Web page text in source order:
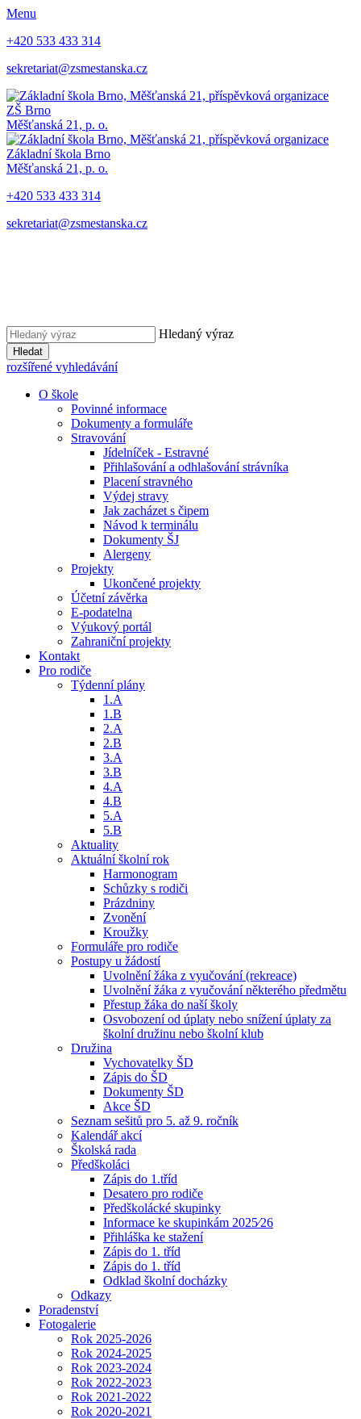
Menu
+420 533 433 314
sekretariat@zsmestanska.cz
ZŠ Brno
Měšťanská 21, p. o.
Základní škola Brno
Měšťanská 21, p. o.
+420 533 433 314
sekretariat@zsmestanska.cz
Hledaný výraz
Hledat
rozšířené vyhledávání
O škole
Povinné informace
Dokumenty a formuláře
Stravování
Jídelníček - Estravné
Přihlašování a odhlašování strávníka
Placení stravného
Výdej stravy
Jak zacházet s čipem
Návod k terminálu
Dokumenty ŠJ
Alergeny
Projekty
Ukončené projekty
Účetní závěrka
E-podatelna
Výukový portál
Zahraniční projekty
Kontakt
Pro rodiče
Týdenní plány
1.A
1.B
2.A
2.B
3.A
3.B
4.A
4.B
5.A
5.B
Aktuality
Aktuální školní rok
Harmonogram
Schůzky s rodiči
Prázdniny
Zvonění
Kroužky
Formuláře pro rodiče
Postupy u žádostí
Uvolnění žáka z vyučování (rekreace)
Uvolnění žáka z vyučování některého předmětu
Přestup žáka do naší školy
Osvobození od úplaty nebo snížení úplaty za
školní družinu nebo školní klub
Družina
Vychovatelky ŠD
Zápis do ŠD
Dokumenty ŠD
Akce ŠD
Seznam sešitů pro 5. až 9. ročník
Kalendář akcí
Školská rada
Předškoláci
Zápis do 1.tříd
Desatero pro rodiče
Předškolácké skupinky
Informace ke skupinkám 2025⁄26
Přihláška ke stažení
Zápis do 1. tříd
Zápis do 1. tříd
Odklad školní docházky
Odkazy
Poradenství
Fotogalerie
Rok 2025-2026
Rok 2024-2025
Rok 2023-2024
Rok 2022-2023
Rok 2021-2022
Rok 2020-2021